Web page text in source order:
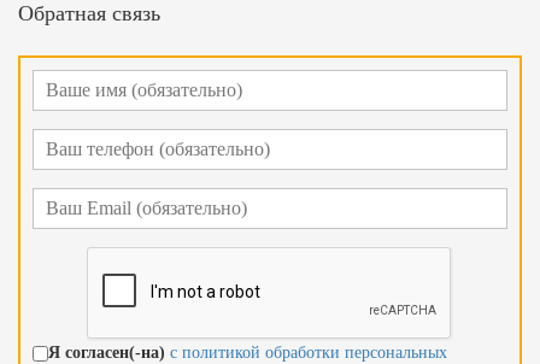
Обратная связь
Я согласен(-на) с политикой обработки персональных